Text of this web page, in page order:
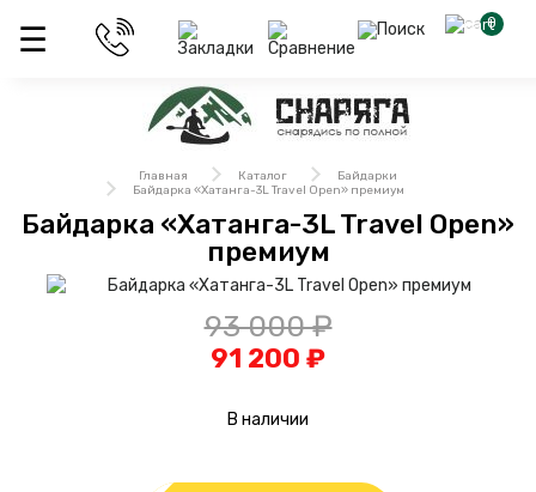
0
Главная Каталог
Байдарки
Байдарка «Хатанга-3L Travel Open» премиум
Байдарка «Хатанга-3L Travel Open»
премиум
93 000 ₽
91 200 ₽
В наличии